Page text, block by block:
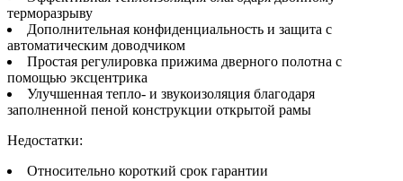
терморазрыву
Дополнительная конфиденциальность и защита с
автоматическим доводчиком
Простая регулировка прижима дверного полотна с
помощью эксцентрика
Улучшенная тепло- и звукоизоляция благодаря
заполненной пеной конструкции открытой рамы
Недостатки:
Относительно короткий срок гарантии